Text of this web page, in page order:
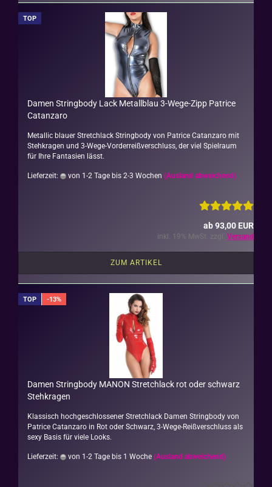
TOP
Damen String­bo­dy Lack Me­tall­blau 3-​Wege-​Zipp Pa­tri­ce
Ca­t­an­za­ro
Me­tal­lic blau­er Stretch­lack String­bo­dy von Pa­tri­ce Ca­t­an­za­ro mit
Steh­kra­gen und 3-​Wege-Vorderreißverschluss, der viel Spiel­raum
für Ihre Fan­ta­sien lässt.
Lieferzeit: von 1-2 Tage bis 2-3 Wochen (Ausland abweichend)
ab 93,00 EUR
inkl. 19% MwSt. zzgl. Versand
ZUM ARTIKEL
TOP -13%
Damen String­bo­dy MANON Stretch­lack rot oder schwarz
Steh­kra­gen
Klas­sisch hoch­ge­schlos­se­ner Stretch­lack Damen String­bo­dy von
Pa­tri­ce Ca­t­an­za­ro in Rot oder Schwarz, 3-​Wege-Reißverschluss als
sexy Basis für viele Looks.
Lieferzeit: von 1-2 Tage bis 1 Woche (Ausland abweichend)